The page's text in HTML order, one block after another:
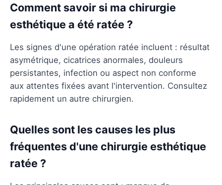
Comment savoir si ma chirurgie
esthétique a été ratée ?
Les signes d'une opération ratée incluent : résultat
asymétrique, cicatrices anormales, douleurs
persistantes, infection ou aspect non conforme
aux attentes fixées avant l'intervention. Consultez
rapidement un autre chirurgien.
Quelles sont les causes les plus
fréquentes d'une chirurgie esthétique
ratée ?